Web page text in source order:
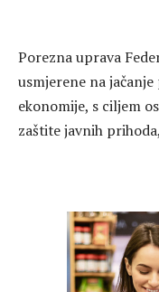
Porezna uprava
usmjerene na
ekonomije, s ciljem
zaštite javnih